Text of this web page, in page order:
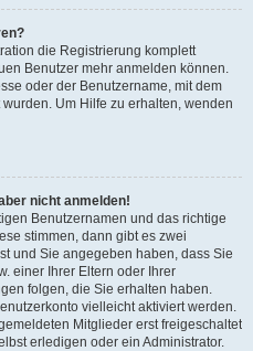
die Registrierung komplett
Benutzer mehr anmelden können.
oder der Benutzername, mit dem
Um Hilfe zu erhalten, wenden
nicht anmelden!
Benutzernamen und das richtige
stimmen, dann gibt es zwei
und Sie angegeben haben, dass Sie
einer Ihrer Eltern oder Ihrer
folgen, die Sie erhalten haben.
vielleicht aktiviert werden.
Mitglieder erst freigeschaltet
erledigen oder ein Administrator.